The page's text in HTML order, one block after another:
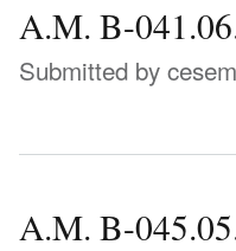
A.M. B-
Submitted by cesem
A.M. B-